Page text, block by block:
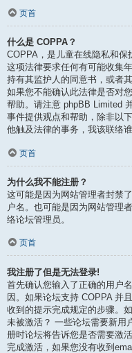
页首
什么是 COPPA？
COPPA，是儿童在线隐私和保
这项法律要求任何有可能收集
持有其监护人的同意书，或者
如果您不能确认此法律是否对
帮助。请注意 phpBB Limited
事件提供观点和帮助，除非以
他触及法律的事务，我该联络
页首
为什么我不能注册？
这可能是因为网站管理者封禁
户名。也可能是因为网站管理
络论坛管理员。
页首
我注册了但是无法登录!
首先确认您输入了正确的用户
因。如果论坛支持 COPPA 并
收到的提示完成规定的步骤。
未被激活？ 一些论坛需要新用
册时论坛将告诉您是否需要激
完成激活，如果您没有收到